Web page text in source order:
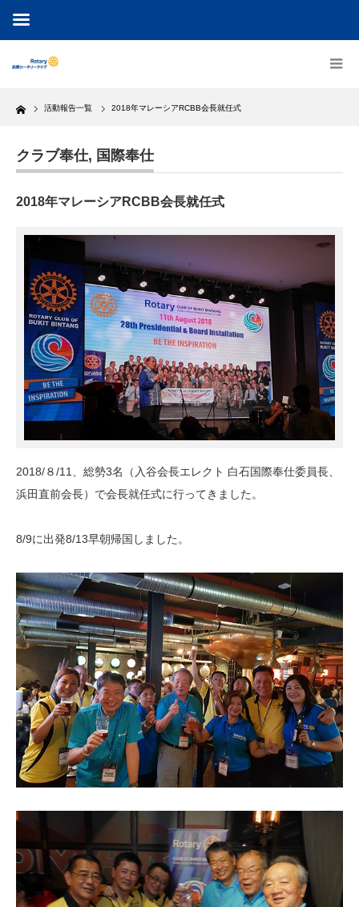
Home 活動報告一覧 2018年マレーシアRCBB会長就任式
クラブ奉仕, 国際奉仕
2018年マレーシアRCBB会長就任式
2018/８/11、総勢3名（入谷会長エレクト 白石国際奉仕委員長、
浜田直前会長）で会長就任式に行ってきました。
8/9に出発8/13早朝帰国しました。